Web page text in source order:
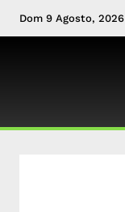
Dom 9 Agosto, 2026